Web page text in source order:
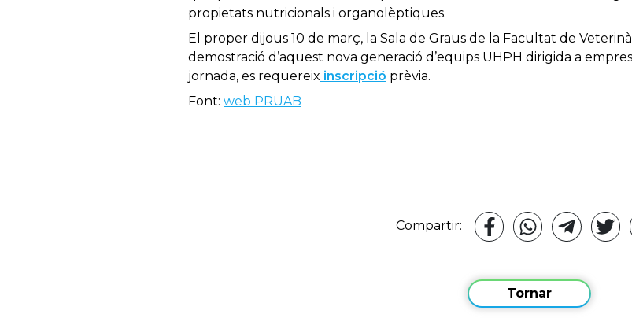
propietats nutricionals i organolèptiques.
El proper dijous 10 de març, la Sala de Graus de la Facultat de
demostració d’aquest nova generació d’equips UHPH dirigida a
jornada, es requereix inscripció prèvia.
Font: web PRUAB
Compartir:
Tornar